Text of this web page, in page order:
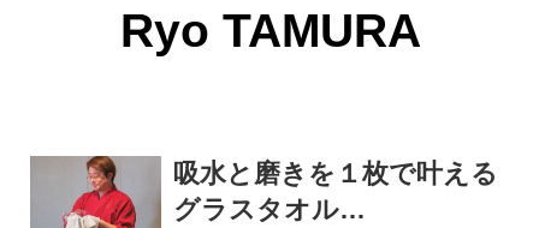
Ryo TAMURA
吸水と磨きを１枚で叶える
グラスタオル